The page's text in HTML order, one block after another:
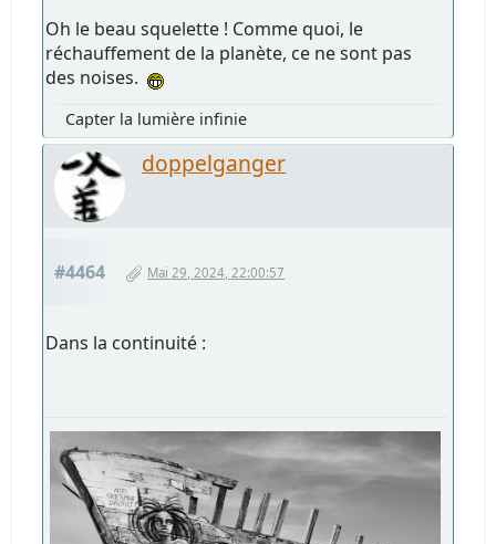
Oh le beau squelette ! Comme quoi, le
réchauffement de la planète, ce ne sont pas
des noises.
Capter la lumière infinie
doppelganger
#4464 Mai 29, 2024, 22:00:57
Dans la continuité :